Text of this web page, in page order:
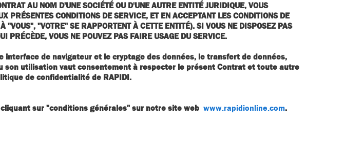
AU NOM D'UNE SOCIÉTÉ OU D'UNE AUTRE ENTITÉ JURIDIQUE, VOUS
PRÉSENTES CONDITIONS DE SERVICE, ET EN ACCEPTANT LES CONDITIONS DE
"VOUS", "VOTRE" SE RAPPORTENT À CETTE ENTITÉ). SI VOUS NE DISPOSEZ PAS
PRÉCÈDE, VOUS NE POUVEZ PAS FAIRE USAGE DU SERVICE.
interface de navigateur et le cryptage des données, le transfert de données,
utilisation vaut consentement à respecter le présent Contrat et toute autre
de confidentialité de RAPIDI.
sur "conditions générales" sur notre site web www.rapidionline.com.